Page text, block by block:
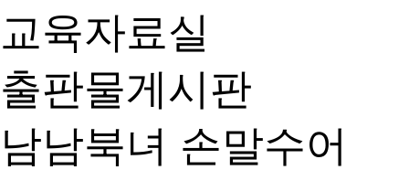
교육자료실
출판물게시판
남남북녀 손말수어